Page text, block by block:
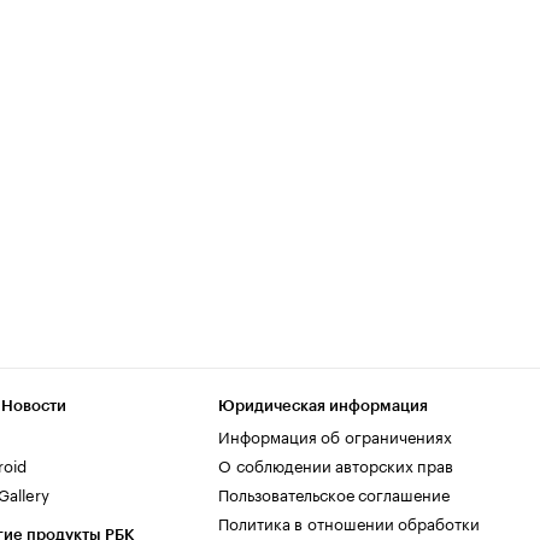
продукты РБК
Юридическая информация
Информация об ограничениях
О соблюдении авторских прав
Пользовательское соглашение
Политика в отношении обработки